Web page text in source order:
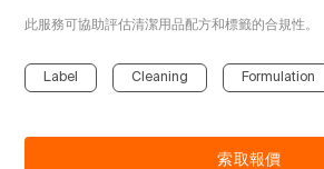
此服務可協助評估清潔用品配方和標籤的合規性。
Label Cleaning Formulation
索取報價